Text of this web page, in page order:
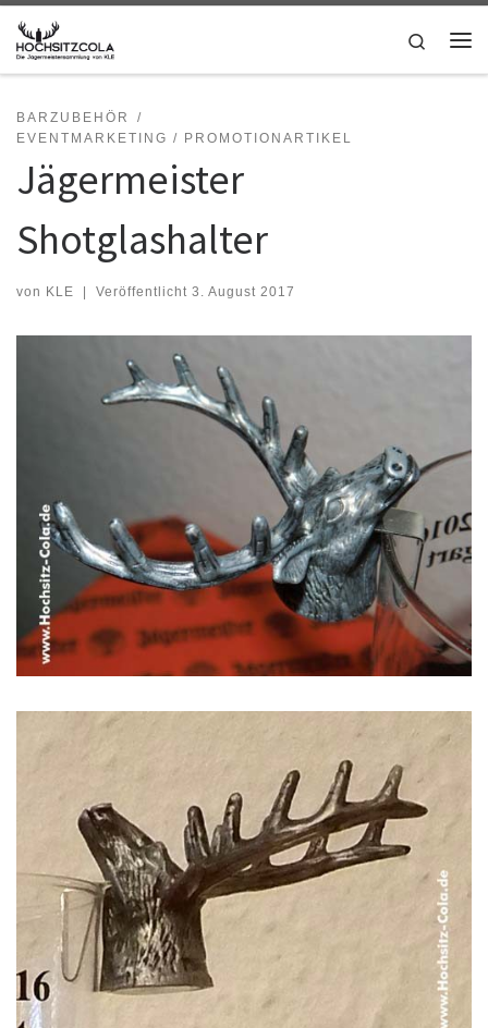
Zum Inhalt springen
Search
BARZUBEHÖR
EVENTMARKETING / PROMOTIONARTIKEL
Jägermeister
Shotglashalter
von KLE | Veröffentlicht 3. August 2017